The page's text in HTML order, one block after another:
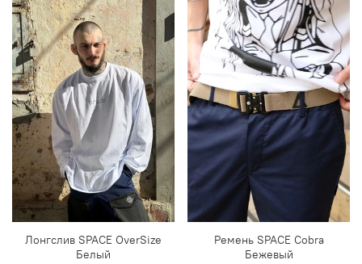
Лонгслив SPACE OverSize
Белый
Ремень SPACE Cobra
Бежевый